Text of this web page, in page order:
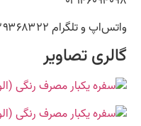
واتس‌اپ و تلگرام ۰۹۱۲۹۳۶۸۳۲۲
گالری تصاویر